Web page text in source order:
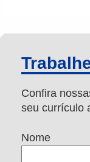
Confira
seu currículo
Nome